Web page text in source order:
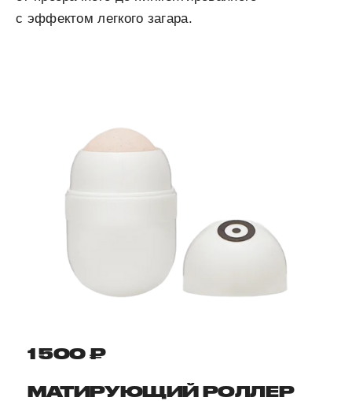
с эффектом легкого загара.
1 500 ₽
МАТИРУЮЩИЙ РОЛЛЕР